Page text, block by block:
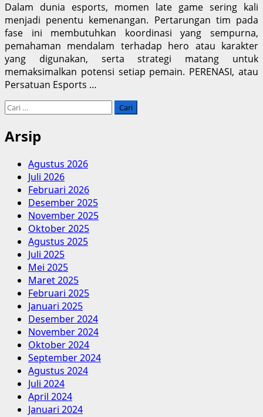
Dalam dunia esports, momen late game sering kali
menjadi penentu kemenangan. Pertarungan tim pada
fase ini membutuhkan koordinasi yang sempurna,
pemahaman mendalam terhadap hero atau karakter
yang digunakan, serta strategi matang untuk
memaksimalkan potensi setiap pemain. PERENASI, atau
Persatuan Esports …
Cari
Arsip
Agustus 2026
Juli 2026
Februari 2026
Desember 2025
November 2025
Oktober 2025
Agustus 2025
Juli 2025
Mei 2025
Maret 2025
Februari 2025
Januari 2025
Desember 2024
November 2024
Oktober 2024
September 2024
Agustus 2024
Juli 2024
April 2024
Januari 2024